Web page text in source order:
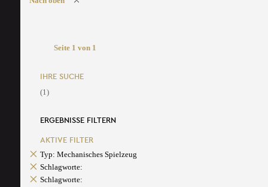
Seite 1 von 1
IHRE SUCHE
(1)
ERGEBNISSE FILTERN
AKTIVE FILTER
Typ: Mechanisches Spielzeug
Schlagworte:
Schlagworte: